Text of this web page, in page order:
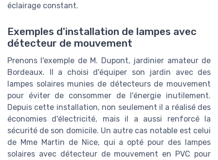
éclairage constant.
Exemples d'installation de lampes avec
détecteur de mouvement
Prenons l'exemple de M. Dupont, jardinier amateur de
Bordeaux. Il a choisi d'équiper son jardin avec des
lampes solaires munies de détecteurs de mouvement
pour éviter de consommer de l'énergie inutilement.
Depuis cette installation, non seulement il a réalisé des
économies d'électricité, mais il a aussi renforcé la
sécurité de son domicile. Un autre cas notable est celui
de Mme Martin de Nice, qui a opté pour des lampes
solaires avec détecteur de mouvement en PVC pour